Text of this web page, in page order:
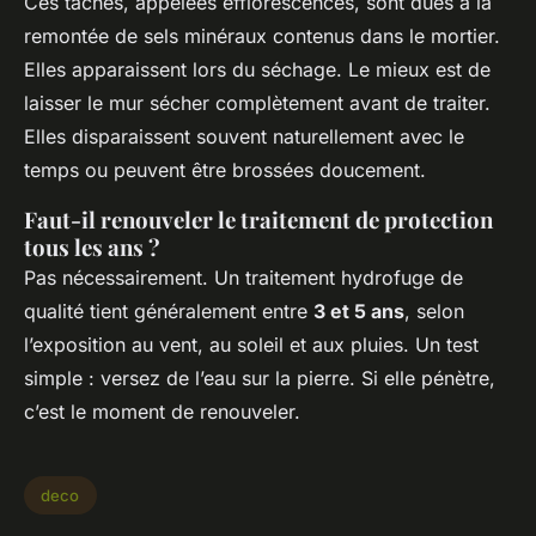
remontée de sels minéraux contenus dans le mortier.
Elles apparaissent lors du séchage. Le mieux est de
laisser le mur sécher complètement avant de traiter.
Elles disparaissent souvent naturellement avec le
temps ou peuvent être brossées doucement.
Faut-il renouveler le traitement de protection
tous les ans ?
Pas nécessairement. Un traitement hydrofuge de
qualité tient généralement entre 3 et 5 ans, selon
l’exposition au vent, au soleil et aux pluies. Un test
simple : versez de l’eau sur la pierre. Si elle pénètre,
c’est le moment de renouveler.
deco